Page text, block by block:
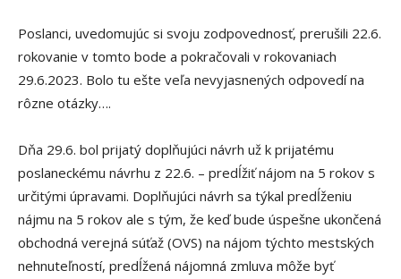
Poslanci, uvedomujúc si svoju zodpovednosť, prerušili 22.6.
rokovanie v tomto bode a pokračovali v rokovaniach
29.6.2023. Bolo tu ešte veľa nevyjasnených odpovedí na
rôzne otázky….
Dňa 29.6. bol prijatý doplňujúci návrh už k prijatému
poslaneckému návrhu z 22.6. – predĺžiť nájom na 5 rokov s
určitými úpravami. Doplňujúci návrh sa týkal predĺženiu
nájmu na 5 rokov ale s tým, že keď bude úspešne ukončená
obchodná verejná súťaž (OVS) na nájom týchto mestských
nehnuteľností, predĺžená nájomná zmluva môže byť